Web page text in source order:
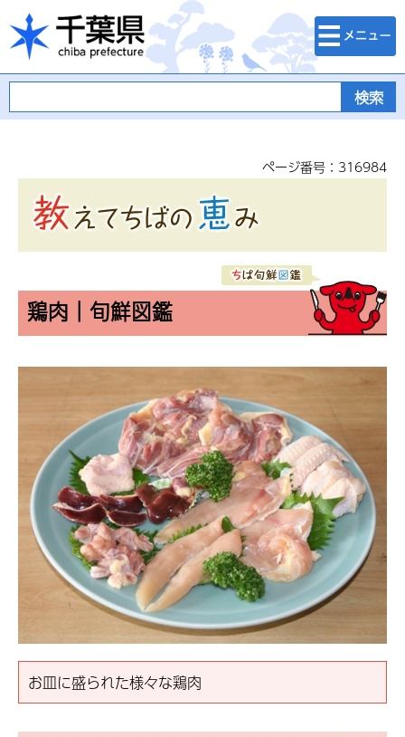
千葉県
検索・メニュ
ー
ページ番号：316984
鶏肉｜旬鮮図鑑
お皿に盛られた様々な鶏肉